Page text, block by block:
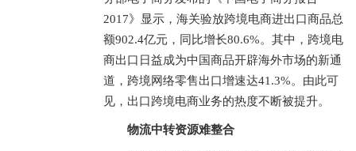
2017》显示，海关验放跨境电商进出口商品总
额902.4亿元，同比增长80.6%。其中，跨境电
商出口日益成为中国商品开辟海外市场的新通
道，跨境网络零售出口增速达41.3%。由此可
见，出口跨境电商业务的热度不断被提升。
物流中转资源难整合